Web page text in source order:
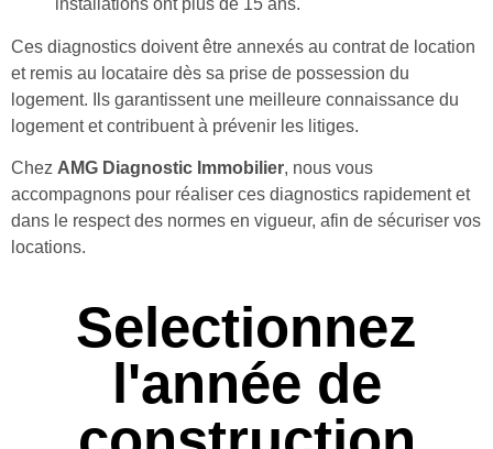
installations ont plus de 15 ans.
Ces diagnostics doivent être annexés au contrat de location
et remis au locataire dès sa prise de possession du
logement. Ils garantissent une meilleure connaissance du
logement et contribuent à prévenir les litiges.
Chez AMG Diagnostic Immobilier, nous vous
accompagnons pour réaliser ces diagnostics rapidement et
dans le respect des normes en vigueur, afin de sécuriser vos
locations.
Selectionnez
l'année de